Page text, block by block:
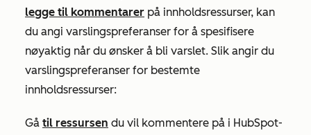
legge til kommentarer på innholdsressurser, kan
du angi varslingspreferanser for å spesifisere
nøyaktig når du ønsker å bli varslet. Slik angir du
varslingspreferanser for bestemte
innholdsressurser:
Gå til ressursen du vil kommentere på i HubSpot-